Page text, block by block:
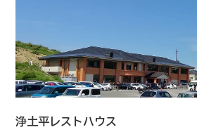
浄土平レストハウス